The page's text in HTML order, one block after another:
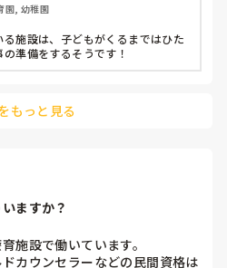
園, 幼稚園
施設は、子どもがくるまではひた
準備をするそうです！
もっと見る
ますか？
施設で働いています。
カウンセラーなどの民間資格は